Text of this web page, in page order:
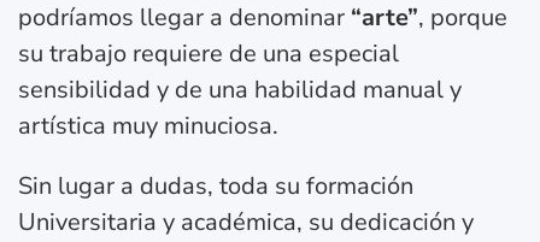
podríamos llegar a denominar “arte”, porque
su trabajo requiere de una especial
sensibilidad y de una habilidad manual y
artística muy minuciosa.
Sin lugar a dudas, toda su formación
Universitaria y académica, su dedicación y